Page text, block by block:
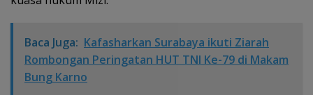
Baca Juga: Kafasharkan Surabaya ikuti Ziarah
Rombongan Peringatan HUT TNI Ke-79 di Makam
Bung Karno